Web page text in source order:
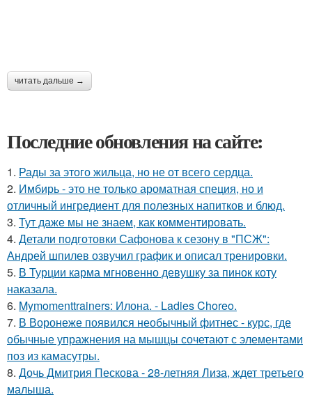
читать дальше →
Последние обновления на сайте:
1. Рады за этого жильца, но не от всего сердца.
2. Имбирь - это не только ароматная специя, но и
отличный ингредиент для полезных напитков и блюд.
3. Тут даже мы не знаем, как комментировать.
4. Детали подготовки Сафонова к сезону в "ПСЖ":
Андрей шпилев озвучил график и описал тренировки.
5. В Турции карма мгновенно девушку за пинок коту
наказала.
6. Mymomenttrainers: Илона. - Ladies Choreo.
7. В Воронеже появился необычный фитнес - курс, где
обычные упражнения на мышцы сочетают с элементами
поз из камасутры.
8. Дочь Дмитрия Пескова - 28-летняя Лиза, ждет третьего
малыша.